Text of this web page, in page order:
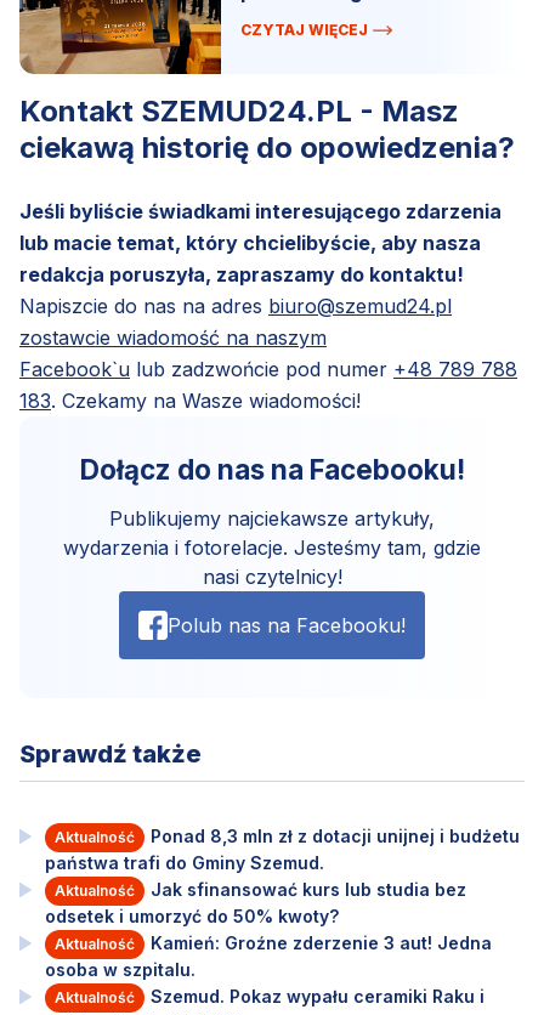
Kielnie.
CZYTAJ WIĘCEJ
Kontakt SZEMUD24.PL - Masz
ciekawą historię do opowiedzenia?
Jeśli byliście świadkami interesującego zdarzenia
lub macie temat, który chcielibyście, aby nasza
redakcja poruszyła, zapraszamy do kontaktu!
Napiszcie do nas na adres biuro@szemud24.pl
zostawcie wiadomość na naszym
Facebook`u lub zadzwońcie pod numer +48 789 788
183. Czekamy na Wasze wiadomości!
Dołącz do nas na Facebooku!
Publikujemy najciekawsze artykuły,
wydarzenia i fotorelacje. Jesteśmy tam, gdzie
nasi czytelnicy!
Polub nas na Facebooku!
Sprawdź także
Aktualność
Ponad 8,3 mln zł z dotacji unijnej i budżetu
państwa trafi do Gminy Szemud.
Aktualność
Jak sfinansować kurs lub studia bez
odsetek i umorzyć do 50% kwoty?
Aktualność
Kamień: Groźne zderzenie 3 aut! Jedna
osoba w szpitalu.
Aktualność
Szemud. Pokaz wypału ceramiki Raku i